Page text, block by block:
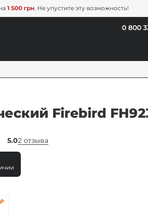
1 500 грн. Не упустите эту возможность!
0 800
Firebird
5.02 отзыва